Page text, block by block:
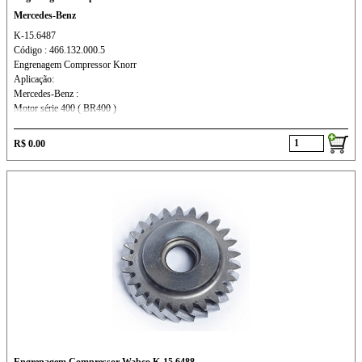
Mercedes-Benz
K-15.6487
Código : 466.132.000.5
Engrenagem Compressor Knorr
Aplicação:
Mercedes-Benz :
Motor série 400 ( BR400 )
R$ 0.00